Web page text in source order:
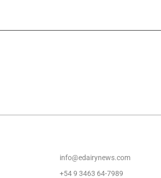
info@edairynews.com
+54 9 3463 64-7989